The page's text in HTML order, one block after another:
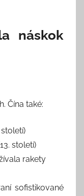
náskok
Čína také:
století)
rakety
sofistikované